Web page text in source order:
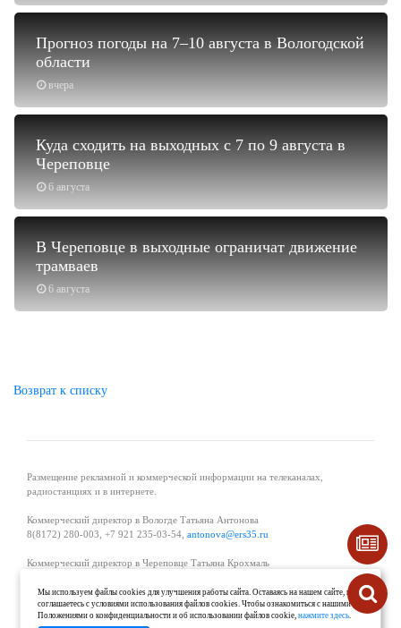
вчера
Прогноз погоды на 7–10 августа в Вологодской
области
6 августа
Куда сходить на выходных с 7 по 9 августа в
Череповце
6 августа
В Череповце в выходные ограничат движение
трамваев
Возврат к списку
Размещение рекламной и коммерческой информации на телеканалах,
радиостанциях и в интернете.
Коммерческий директор в Вологде Татьяна Антонова
8(8172) 280-003, +7 921 235-03-54, antonova@ers35.ru
Коммерческий директор в Череповце Татьяна Крохмаль
Начальник отдела рекламы в Великом Устюге Екатерина Вьюжанина 8(81738)
2-04-44, +7 921 125-06-40,katrinv81@mail.ru
Мы используем файлы cookies для улучшения работы сайта. Оставаясь на нашем сайте, вы
соглашаетесь с условиями использования файлов cookies. Чтобы ознакомиться с нашими
Положениями о конфиденциальности и об использовании файлов cookie,нажмите здесь.